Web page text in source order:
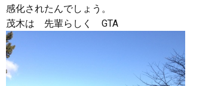
感化されたんでしょう。
茂木は 先輩らしく GTA